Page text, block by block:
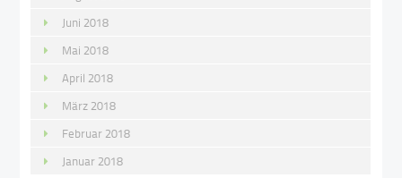
Juni 2018
Mai 2018
April 2018
März 2018
Februar 2018
Januar 2018